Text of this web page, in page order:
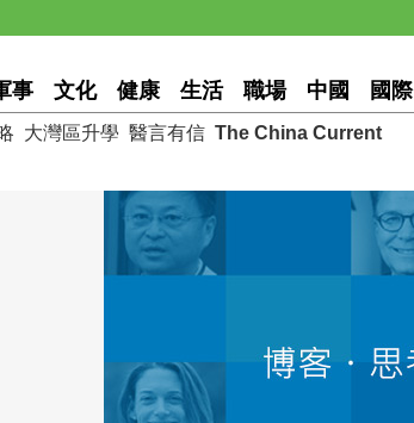
事 文化 健康 生活 職場 中國 國際
大灣區升學 醫言有信 The China Current